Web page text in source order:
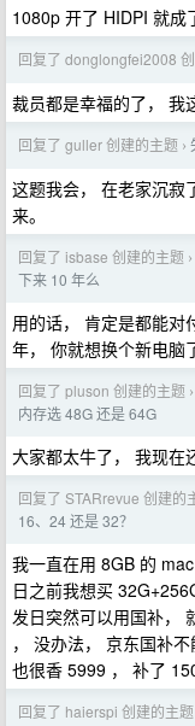
1080p 开了 HIDPI 就成
回复了 donglongfei2008
裁员都是幸福的了， 我
回复了 guller 创建的主题 ›
这题我会， 在老家沉寂
来。
回复了 isbase 创建的主题 ›
下来 10 年么
用的话， 肯定是都能对
年， 你就想换个新电脑
回复了 pluson 创建的主题 ›
内存选 48G 还是 64G
大家都太牛了， 我现在
回复了 STARrevue 创建的
16、24 还是 32？
我一直在用 8GB 的
日之前我想买
发日突然可以用国补，
， 没办法， 京东国补
也很香 5999 ， 补了
回复了 haierspi 创建的主题